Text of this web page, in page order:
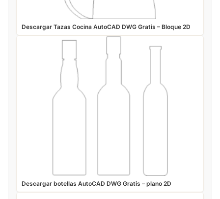
Descargar Tazas Cocina AutoCAD DWG Gratis – Bloque 2D
Descargar botellas AutoCAD DWG Gratis – plano 2D